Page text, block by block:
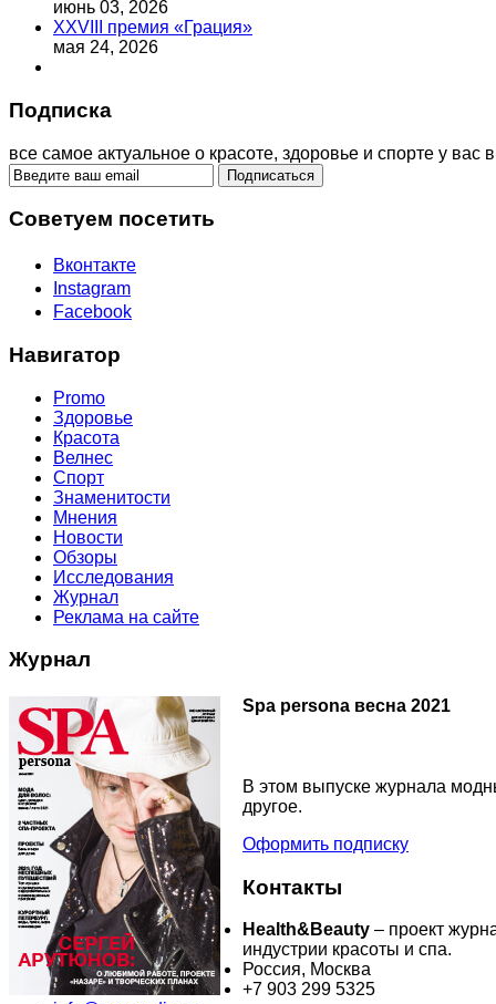
июнь 03, 2026
XXVIII премия «Грация»
мая 24, 2026
Подписка
все самое актуальное о красоте, здоровье и спорте у вас
Советуем посетить
Вконтакте
Instagram
Facebook
Навигатор
Promo
Здоровье
Красота
Велнес
Спорт
Знаменитости
Мнения
Новости
Обзоры
Исследования
Журнал
Реклама на сайте
Журнал
Spa persona весна 2021
В этом выпуске журнала
другое.
Оформить подписку
Контакты
Health&Beauty – проект
индустрии красоты и спа.
Россия, Москва
+7 903 299 5325